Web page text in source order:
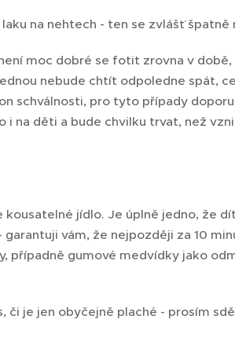
na nehtech - ten se zvlášť špatně
moc dobré se fotit zrovna v
nebude chtít odpoledne spát,
schválnosti, pro tyto případy
na děti a bude chvilku trvat, než
jídlo. Je úplně jedno, že
vám, že nejpozději za 10
případně gumové medvídky jako
či je jen obyčejně plaché - prosím